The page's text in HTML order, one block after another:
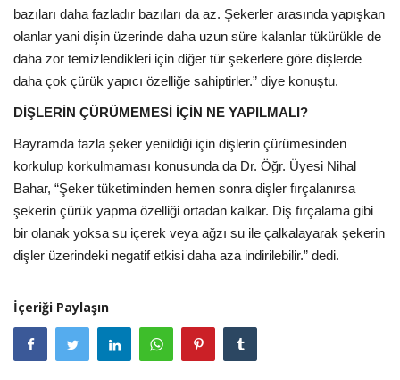
bazıları daha fazladır bazıları da az. Şekerler arasında yapışkan
olanlar yani dişin üzerinde daha uzun süre kalanlar tükürükle de
daha zor temizlendikleri için diğer tür şekerlere göre dişlerde
daha çok çürük yapıcı özelliğe sahiptirler.” diye konuştu.
DİŞLERİN ÇÜRÜMEMESİ İÇİN NE YAPILMALI?
Bayramda fazla şeker yenildiği için dişlerin çürümesinden
korkulup korkulmaması konusunda da Dr. Öğr. Üyesi Nihal
Bahar, “Şeker tüketiminden hemen sonra dişler fırçalanırsa
şekerin çürük yapma özelliği ortadan kalkar. Diş fırçalama gibi
bir olanak yoksa su içerek veya ağzı su ile çalkalayarak şekerin
dişler üzerindeki negatif etkisi daha aza indirilebilir.” dedi.
İçeriği Paylaşın